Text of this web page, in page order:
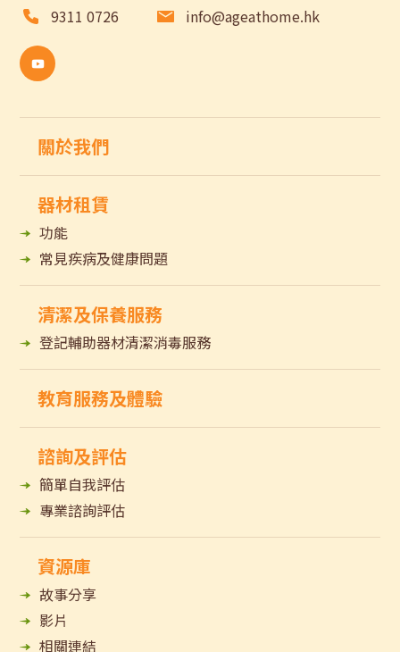
9311 0726 info@ageathome.hk
關於我們
器材租賃
功能
常見疾病及健康問題
清潔及保養服務
登記輔助器材清潔消毒服務
教育服務及體驗
諮詢及評估
簡單自我評估
專業諮詢評估
資源庫
故事分享
影片
相關連結